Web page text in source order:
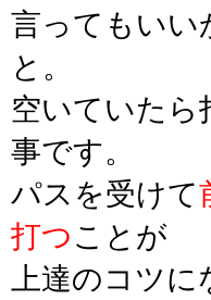
言ってもいい
と。
空いていた
事です。
パスを受けて
打つことが
上達のコツに